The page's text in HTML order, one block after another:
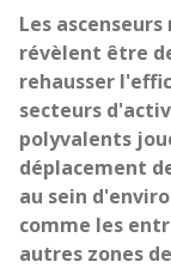
Les
révèlent être
rehausser
secteurs
polyvalents
déplacement
au sein
comme les
autres zones